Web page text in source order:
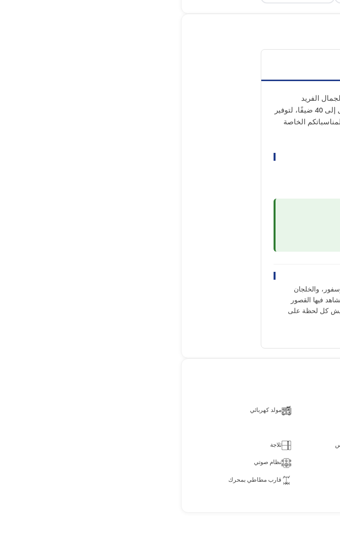
مترًا لاستكشاف الجمال الفريد
لأرنافوط كوي. تم تصميم هذا المركب الخاص، الذي يستوعب ما يصل إلى 40 ضيفًا، لتوفير
الخاصة
والخلجان
فيها القصور
كل لحظة على
مولد كهربائي
ثلاجة
نظام صوتي
قارب مطاطي بمحرك